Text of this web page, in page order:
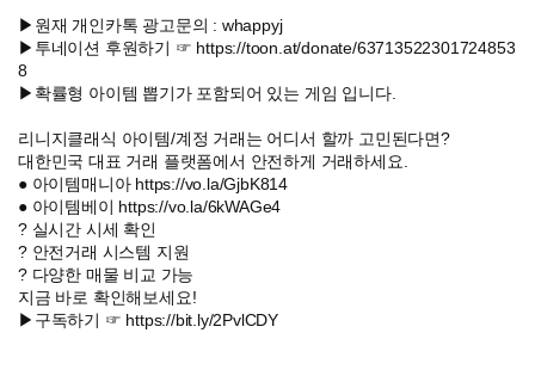
▶원재 개인카톡 광고문의 : whappyj
▶투네이션 후원하기 ☞ https://toon.at/donate/63713522301724853
8
▶확률형 아이템 뽑기가 포함되어 있는 게임 입니다.
리니지클래식 아이템/계정 거래는 어디서 할까 고민된다면?
대한민국 대표 거래 플랫폼에서 안전하게 거래하세요.
● 아이템매니아 https://vo.la/GjbK814
● 아이템베이 https://vo.la/6kWAGe4
? 실시간 시세 확인
? 안전거래 시스템 지원
? 다양한 매물 비교 가능
지금 바로 확인해보세요!
▶구독하기 ☞ https://bit.ly/2PvlCDY